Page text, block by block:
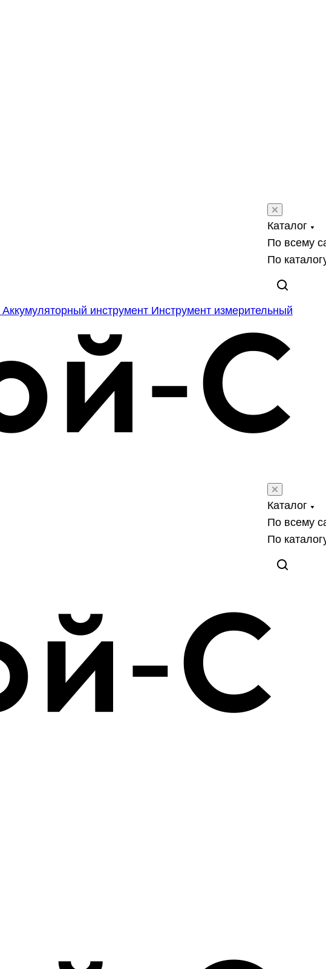
Каталог
По всему
По
Аккумуляторный инструмент Инструмент измерительный
Каталог
По всему
По